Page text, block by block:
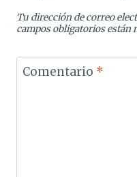
Tu dirección de correo
campos obligatorios están
Comentario *